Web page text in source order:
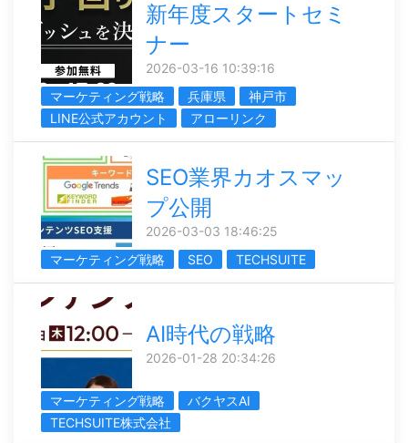
新年度スタートセミ
ナー
2026-03-16 10:39:16
マーケティング戦略
兵庫県
神戸市
LINE公式アカウント
アローリンク
SEO業界カオスマッ
プ公開
2026-03-03 18:46:25
マーケティング戦略
SEO TECHSUITE
AI時代の戦略
2026-01-28 20:34:26
マーケティング戦略
バクヤスAI
TECHSUITE株式会社